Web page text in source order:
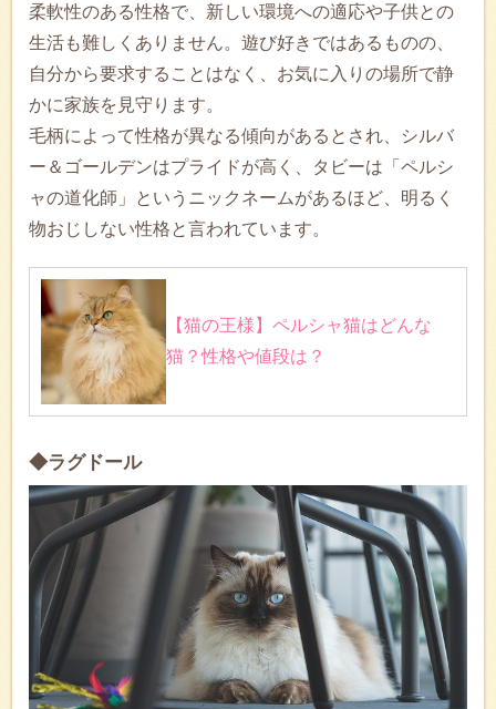
柔軟性のある性格で、新しい環境への適応や子供との
生活も難しくありません。遊び好きではあるものの、
自分から要求することはなく、お気に入りの場所で静
かに家族を見守ります。
毛柄によって性格が異なる傾向があるとされ、シルバ
ー＆ゴールデンはプライドが高く、タビーは「ペルシ
ャの道化師」というニックネームがあるほど、明るく
物おじしない性格と言われています。
【猫の王様】ペルシャ猫はどんな
猫？性格や値段は？
◆ラグドール